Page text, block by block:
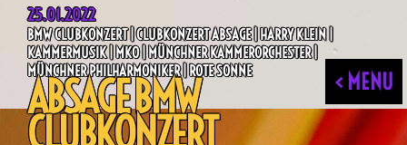
< MENU
25.01.2022
BMW CLUBKONZERT | CLUBKONZERT ABSAGE | HARRY KLEIN |
KAMMERMUSIK | MKO | MÜNCHNER KAMMERORCHESTER |
MÜNCHNER PHILHARMONIKER | ROTE SONNE
ABSAGE BMW
CLUBKONZERT